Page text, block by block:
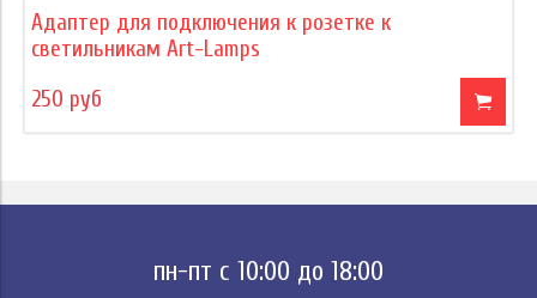
Адаптер для подключения к розетке к
светильникам Art-Lamps
250 руб
пн-пт с 10:00 до 18:00